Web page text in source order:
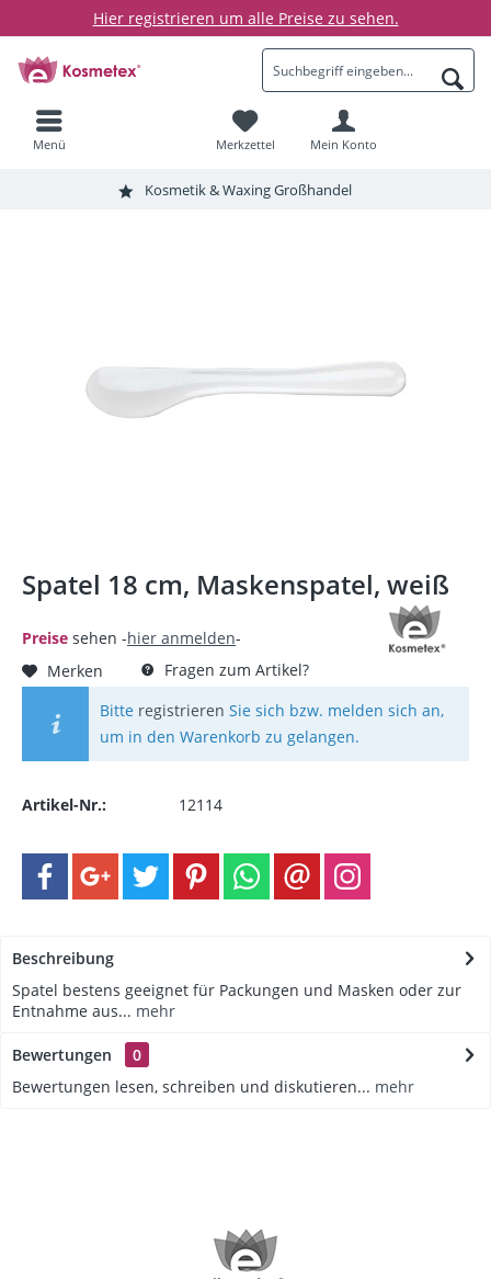
Hier registrieren um alle Preise zu sehen.
Kosmetik & Waxing Großhandel
Menü Merkzettel Mein Konto
Spatel 18 cm, Maskenspatel, weiß
Preise sehen -hier anmelden-
Merken
Fragen zum Artikel?
Bitte registrieren Sie sich bzw. melden sich an,
um in den Warenkorb zu gelangen.
Artikel-Nr.: 12114
Beschreibung
Spatel bestens geeignet für Packungen und Masken oder zur
Entnahme aus... mehr
Bewertungen
0
Bewertungen lesen, schreiben und diskutieren... mehr